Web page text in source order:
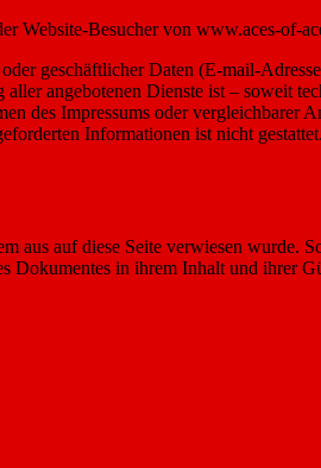
Website-Besucher von www.aces-of-
geschäftlicher Daten (E-mail-
angebotenen Dienste ist – soweit
des Impressums oder
Informationen ist nicht
aus auf diese Seite verwiesen wurde.
Dokumentes in ihrem Inhalt und ihrer